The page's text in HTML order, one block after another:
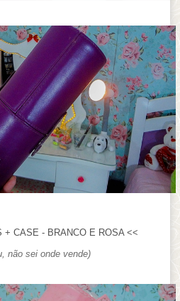
CASE - BRANCO E ROSA <<
não sei onde vende)